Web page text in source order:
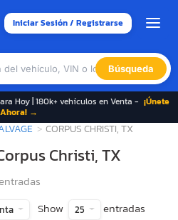
Iniciar Sesión / Registrarse
Búsqueda
Hoy | 180k+ vehículos en Venta - ¡Únete
Ahora! →
CORPUS CHRISTI, TX
Christi, TX
Show 25 entradas